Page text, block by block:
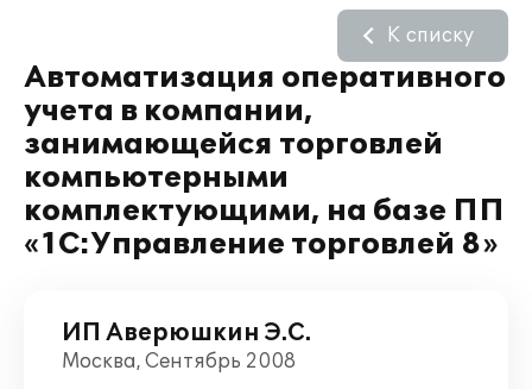
Автоматизация оперативного
учета в компании,
занимающейся торговлей
компьютерными
комплектующими, на базе ПП
«1С:Управление торговлей 8»
К списку
ИП Аверюшкин Э.С.
Москва, Сентябрь 2008